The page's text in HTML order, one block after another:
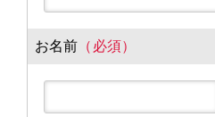
お名前 （必須）